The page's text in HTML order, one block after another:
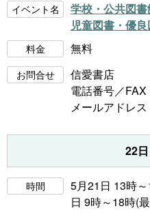
イベント名
学校・公共図
児童図書・優
料金 無料
お問合せ
信愛書店
電話番号／
メールアドレス
22日
時間
5月21日 13時
日 9時～18時(